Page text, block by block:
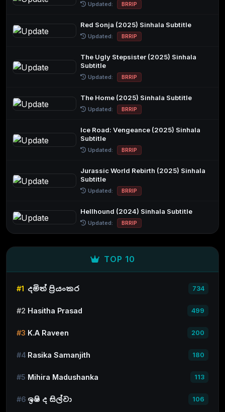
Updated: BRRIP
Red Sonja (2025) Sinhala Subtitle
Updated: BRRIP
The Ugly Stepsister (2025) Sinhala
Subtitle
Updated: BRRIP
The Home (2025) Sinhala Subtitle
Updated: BRRIP
Ice Road: Vengeance (2025) Sinhala
Subtitle
Updated: BRRIP
Jurassic World Rebirth (2025) Sinhala
Subtitle
Updated: BRRIP
Hellhound (2024) Sinhala Subtitle
Updated: BRRIP
TOP 10
#1 දමිත් ප්‍රියංකර 734
#2 Hasitha Prasad 499
#3 K.A Raveen 200
#4 Rasika Samanjith 180
#5 Mihira Madushanka 113
#6 ඉෂි ද සිල්වා 106